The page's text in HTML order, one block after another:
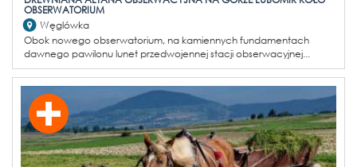
OBSERWATORIUM
Węglówka
Obok nowego obserwatorium, na kamiennych fundamentach
dawnego pawilonu lunet przedwojennej stacji obserwacyjnej...